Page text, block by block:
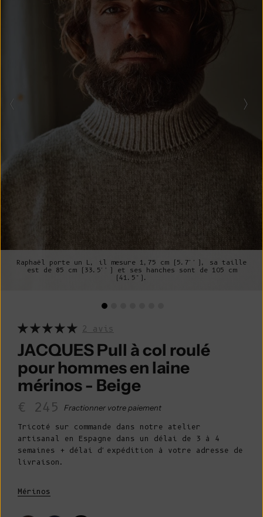
Raphaël porte un L, il mesure 1,75 cm (5.7''), sa taille
est de 85 cm (33.5'') et ses hanches sont de 105 cm
(41.5").
2 avis
JACQUES Pull à col roulé
pour hommes en laine
mérinos - Beige
Prix de vente
€ 245 Fractionner votre paiement
Tricoté sur commande dans notre atelier
artisanal en Espagne dans un délai de 3 à 4
semaines + délai d'expédition à votre adresse de
livraison.
Mérinos